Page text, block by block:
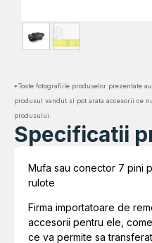
*Toate fotografiile produselor prezentate
produsul vandut si pot arata accesorii ce
produsului.
Specificatii
Mufa sau conector 7 pini
rulote
Firma importatoare de
accesorii pentru ele,
ce va permite sa